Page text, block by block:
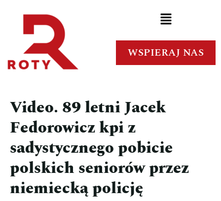
WSPIERAJ NAS
Video. 89 letni Jacek
Fedorowicz kpi z
sadystycznego pobicie
polskich seniorów przez
niemiecką policję